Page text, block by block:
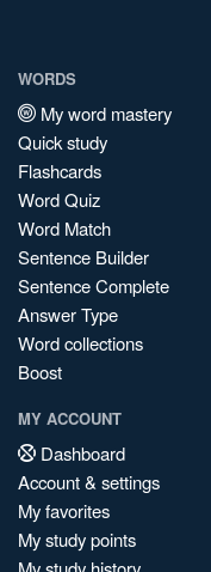
WORDS
My word mastery
Quick study
Flashcards
Word Quiz
Word Match
Sentence Builder
Sentence Complete
Answer Type
Word collections
Boost
MY ACCOUNT
Dashboard
Account & settings
My favorites
My study points